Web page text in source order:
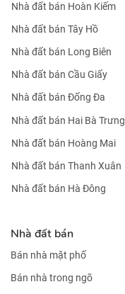
Nhà đất bán Hoàn Kiếm
Nhà đất bán Tây Hồ
Nhà đất bán Long Biên
Nhà đất bán Cầu Giấy
Nhà đất bán Đống Đa
Nhà đất bán Hai Bà Trưng
Nhà đất bán Hoàng Mai
Nhà đất bán Thanh Xuân
Nhà đất bán Hà Đông
Nhà đất bán
Bán nhà mặt phố
Bán nhà trong ngõ